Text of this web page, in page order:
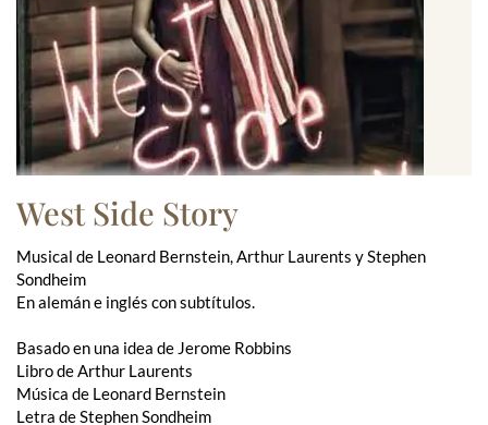
West Side Story
Musical de Leonard Bernstein, Arthur Laurents y Stephen
Sondheim
En alemán e inglés con subtítulos.
Basado en una idea de Jerome Robbins
Libro de Arthur Laurents
Música de Leonard Bernstein
Letra de Stephen Sondheim